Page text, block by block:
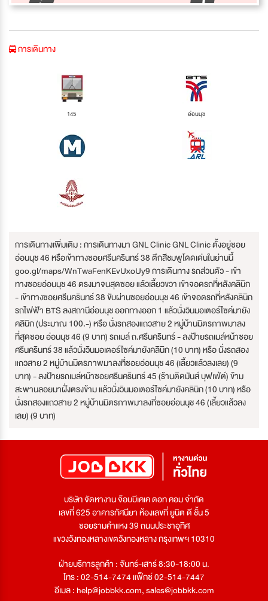
การเดินทาง
145 อ่อนนุช
การเดินทางเพิ่มเติม : การเดินทางมา GNL Clinic GNL Clinic ตั้งอยู่ซอย
อ่อนนุช 46 หรือเข้าทางซอยศรีนครินทร์ 38 ตึกสีชมพูโดดเด่นในย่านนี้
goo.gl/maps/WnTwaFenKEvUxoUy9 การเดินทาง รถส่วนตัว - เข้า
ทางซอยอ่อนนุช 46 ตรงมาจนสุดซอย แล้วเลี้ยวขวา เข้าจอดรถที่หลังคลินิก
- เข้าทางซอยศรีนครินทร์ 38 ขับผ่านซอยอ่อนนุช 46 เข้าจอดรถที่หลังคลินิก
รถไฟฟ้า BTS ลงสถานีอ่อนนุช ออกทางออก 1 แล้วนั่งวินมอเตอร์ไซค์มายัง
คลินิก (ประมาณ 100.-) หรือ นั่งรถสองแถวสาย 2 หมู่บ้านมิตรภาพมาลง
ที่สุดซอย อ่อนนุช 46 (9 บาท) รถเมล์ ถ.ศรีนครินทร์ - ลงป้ายรถเมล์หน้าซอย
ศรีนครินทร์ 38 แล้วนั่งวินมอเตอร์ไซค์มายังคลินิก (10 บาท) หรือ นั่งรถสอง
แถวสาย 2 หมู่บ้านมิตรภาพมาลงที่ซอยอ่อนนุช 46 (เลี้ยวแล้วลงเลย) (9
บาท) - ลงป้ายรถเมล์หน้าซอยศรีนครินทร์ 45 (ร้านติดมันส์ บุฟเฟ่ต์) ข้าม
สะพานลอยมาฝั่งตรงข้าม แล้วนั่งวินมอเตอร์ไซค์มายังคลินิก (10 บาท) หรือ
นั่งรถสองแถวสาย 2 หมู่บ้านมิตรภาพมาลงที่ซอยอ่อนนุช 46 (เลี้ยวแล้วลง
เลย) (9 บาท)
บริษัท จัดหางาน จ๊อบบีเคเค ดอท คอม จำกัด
เลขที่ 625 อาคารทัศนียา ห้องเลขที่ ยูนิต ดี ชั้น 5
ซอยรามคำแหง 39 ถนนประชาอุทิศ
แขวงวังทองหลางเขตวังทองหลาง กรุงเทพฯ 10310
ฝ่ายบริการลูกค้า : จันทร์-เสาร์ 8:30-18:00 น.
โทร : 02-514-7474 แฟ็กซ์ 02-514-7447
อีเมล :help@jobbkk.com,sales@jobbkk.com